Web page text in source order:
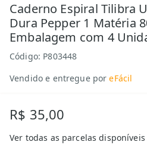
Caderno Espiral Tilibra
Dura Pepper 1 Matéria
Embalagem com 4
Código: P803448
Vendido e entregue por eFácil
R$ 35,00
Ver todas as parcelas disponíveis